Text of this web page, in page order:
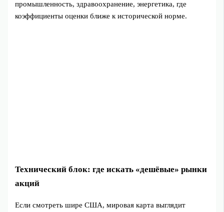
промышленность, здравоохранение, энергетика, где
коэффициенты оценки ближе к исторической норме.
Технический блок: где искать «дешёвые» рынки
акций
Если смотреть шире США, мировая карта выглядит